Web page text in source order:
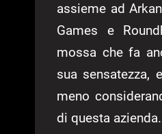
assieme ad
Games e
mossa che fa
sua sensatezza,
meno
di questa